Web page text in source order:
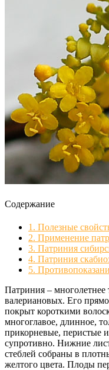
Содержание
1. Полезные
2. Применение
3. Патриния
4. Патриния
5.
Патриния – многолетнее
валериановых. Его
покрыт короткими
многоглавое, длинное,
прикорневые, перистые
супротивно. Нижние
стеблей собраны в
желтого цвета. Плоды